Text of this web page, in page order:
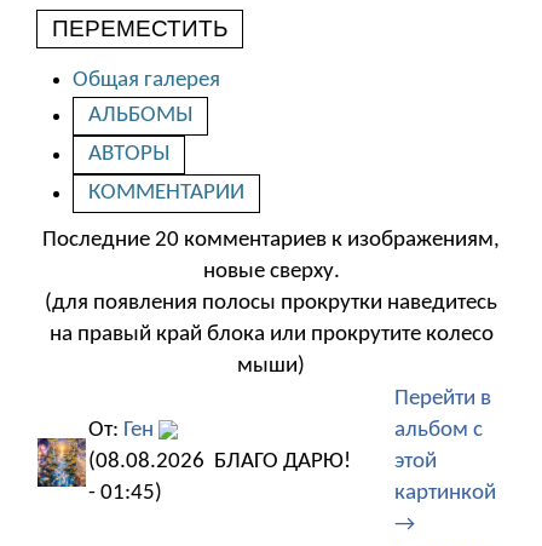
ПЕРЕМЕСТИТЬ
Общая галерея
АЛЬБОМЫ
АВТОРЫ
КОММЕНТАРИИ
Последние 20 комментариев к изображениям,
новые сверху.
(для появления полосы прокрутки наведитесь
на правый край блока или прокрутите колесо
мыши)
От: Ген
(08.08.2026
- 01:45)
БЛАГО ДАРЮ!
Перейти в
альбом с
этой
картинкой
→